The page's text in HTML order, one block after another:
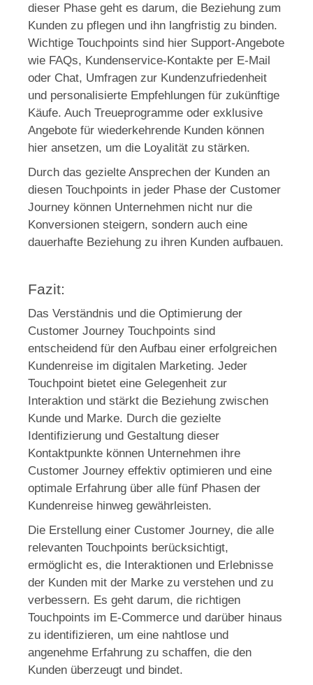
dieser Phase geht es darum, die Beziehung zum
Kunden zu pflegen und ihn langfristig zu binden.
Wichtige Touchpoints sind hier Support-Angebote
wie FAQs, Kundenservice-Kontakte per E-Mail
oder Chat, Umfragen zur Kundenzufriedenheit
und personalisierte Empfehlungen für zukünftige
Käufe. Auch Treueprogramme oder exklusive
Angebote für wiederkehrende Kunden können
hier ansetzen, um die Loyalität zu stärken.
Durch das gezielte Ansprechen der Kunden an
diesen Touchpoints in jeder Phase der Customer
Journey können Unternehmen nicht nur die
Konversionen steigern, sondern auch eine
dauerhafte Beziehung zu ihren Kunden aufbauen.
Fazit:
Das Verständnis und die Optimierung der
Customer Journey Touchpoints sind
entscheidend für den Aufbau einer erfolgreichen
Kundenreise im digitalen Marketing. Jeder
Touchpoint bietet eine Gelegenheit zur
Interaktion und stärkt die Beziehung zwischen
Kunde und Marke. Durch die gezielte
Identifizierung und Gestaltung dieser
Kontaktpunkte können Unternehmen ihre
Customer Journey effektiv optimieren und eine
optimale Erfahrung über alle fünf Phasen der
Kundenreise hinweg gewährleisten.
Die Erstellung einer Customer Journey, die alle
relevanten Touchpoints berücksichtigt,
ermöglicht es, die Interaktionen und Erlebnisse
der Kunden mit der Marke zu verstehen und zu
verbessern. Es geht darum, die richtigen
Touchpoints im E-Commerce und darüber hinaus
zu identifizieren, um eine nahtlose und
angenehme Erfahrung zu schaffen, die den
Kunden überzeugt und bindet.